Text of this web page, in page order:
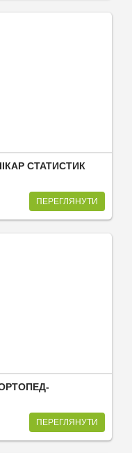
СТАТИСТИК
ПЕРЕГЛЯНУТИ
ПЕРЕГЛЯНУТИ